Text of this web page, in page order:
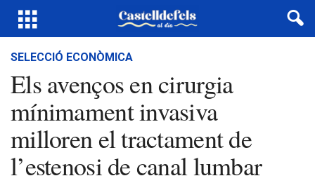
SELECCIÓ ECONÒMICA
Els avenços en cirurgia
mínimament invasiva
milloren el tractament de
l’estenosi de canal lumbar